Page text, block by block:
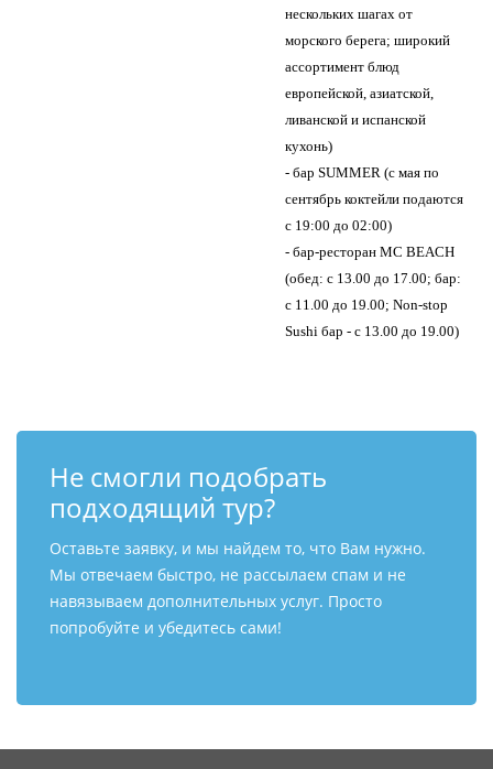
нескольких шагах от
морского берега; широкий
ассортимент блюд
европейской, азиатской,
ливанской и испанской
кухонь)
- бар SUMMER (с мая по
сентябрь коктейли подаются
с 19:00 до 02:00)
- бар-ресторан MC BEACH
(обед: с 13.00 до 17.00; бар:
с 11.00 до 19.00; Non-stop
Sushi бар - с 13.00 до 19.00)
Не смогли подобрать
подходящий тур?
Оставьте заявку, и мы найдем то, что Вам нужно.
Мы отвечаем быстро, не рассылаем спам и не
навязываем дополнительных услуг. Просто
попробуйте и убедитесь сами!